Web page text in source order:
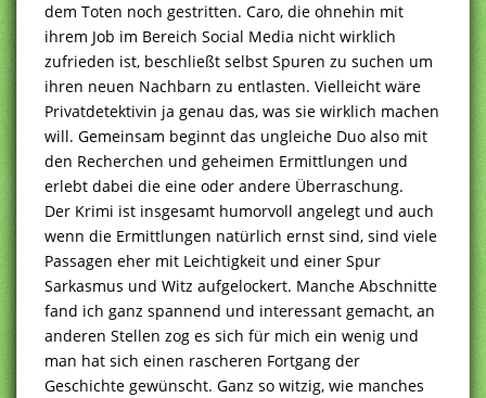
dem Toten noch gestritten. Caro, die ohnehin mit
ihrem Job im Bereich Social Media nicht wirklich
zufrieden ist, beschließt selbst Spuren zu suchen um
ihren neuen Nachbarn zu entlasten. Vielleicht wäre
Privatdetektivin ja genau das, was sie wirklich machen
will. Gemeinsam beginnt das ungleiche Duo also mit
den Recherchen und geheimen Ermittlungen und
erlebt dabei die eine oder andere Überraschung.
Der Krimi ist insgesamt humorvoll angelegt und auch
wenn die Ermittlungen natürlich ernst sind, sind viele
Passagen eher mit Leichtigkeit und einer Spur
Sarkasmus und Witz aufgelockert. Manche Abschnitte
fand ich ganz spannend und interessant gemacht, an
anderen Stellen zog es sich für mich ein wenig und
man hat sich einen rascheren Fortgang der
Geschichte gewünscht. Ganz so witzig, wie manches